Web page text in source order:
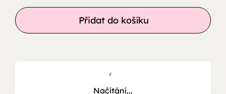
Přidat do košíku
Načítání...